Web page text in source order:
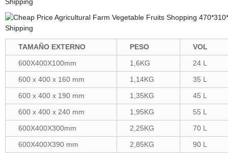
TAMAÑO EXTERNO PESO
VOL
600X400X100mm
1,6KG
24 L
600 x 400 x 160 mm
1,14KG
35 L
600 x 400 x 190 mm
1,35KG
45 L
600 x 400 x 240 mm
1,95KG
55 L
600X400X300mm
2,25KG
70 L
600X400X390 mm
2,85KG 90 L